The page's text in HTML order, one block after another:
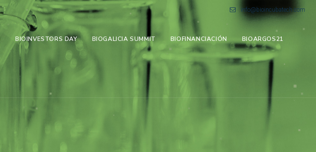
info@bioincubatech.com
BIOINVESTORS DAY BIOGALICIA SUMMIT BIOFINANCIACIÓN BIOARGOS21